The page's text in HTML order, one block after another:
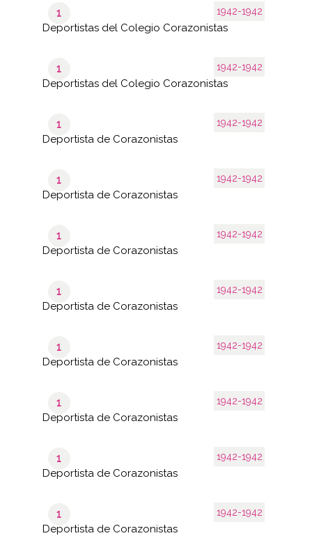
1942-1942
1
Deportistas del Colegio Corazonistas
1942-1942
1
Deportistas del Colegio Corazonistas
1942-1942
1
Deportista de Corazonistas
1942-1942
1
Deportista de Corazonistas
1942-1942
1
Deportista de Corazonistas
1942-1942
1
Deportista de Corazonistas
1942-1942
1
Deportista de Corazonistas
1942-1942
1
Deportista de Corazonistas
1942-1942
1
Deportista de Corazonistas
1942-1942
1
Deportista de Corazonistas